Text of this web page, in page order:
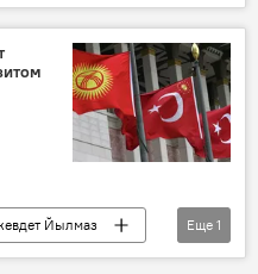
урегулирование
Йылмаз
Еще 1